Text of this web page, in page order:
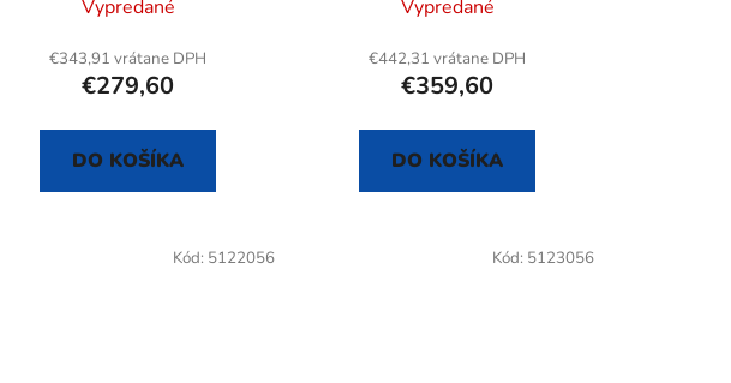
Vypredané
€343,91 vrátane DPH
€279,60
DO KOŠÍKA
Vypredané
€442,31 vrátane DPH
€359,60
DO KOŠÍKA
Kód: 5122056 Kód: 5123056